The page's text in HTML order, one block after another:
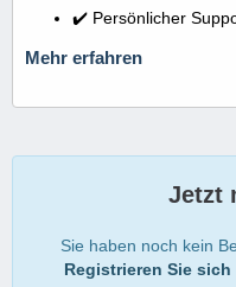
✔️ Persönlicher
Mehr erfahren
Jetzt
Sie haben noch kein
Registrieren Sie